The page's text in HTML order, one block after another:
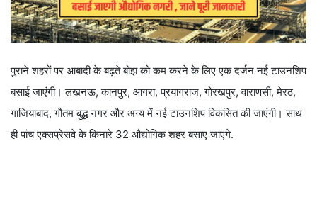
पुराने शहरों पर आबादी के बढ़ते बोझ को कम करने के लिए एक दर्जन नई टाउनशिप
बसाई जाएंगी। लखनऊ, कानपुर, आगरा, प्रयागराज, गोरखपुर, वाराणसी, मेरठ,
गाजियाबाद, गौतम बुद्ध नगर और अन्य में नई टाउनशिप विकसित की जाएंगी। साथ
ही पांच एक्सप्रेसवे के किनारे 32 औद्योगिक शहर बसाए जाएंगे.